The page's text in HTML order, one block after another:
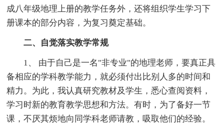
成八年级地理上册的教学任务外，还将组织学生学习下
册课本的部分内容，为复习奠定基础。
二、自觉落实教学常规
1、 由于自己是一名"非专业"的地理老师，要真正具
备相应的学科教学能力，就必须付出比别人多的时间和
精力。为此，我认真研究教材及学生，悉心查阅资料，
学习时新的教育教学思想和方法。有时，为了备好一节
课，不厌其烦地向同学科老师请教，吸取他们的经验。